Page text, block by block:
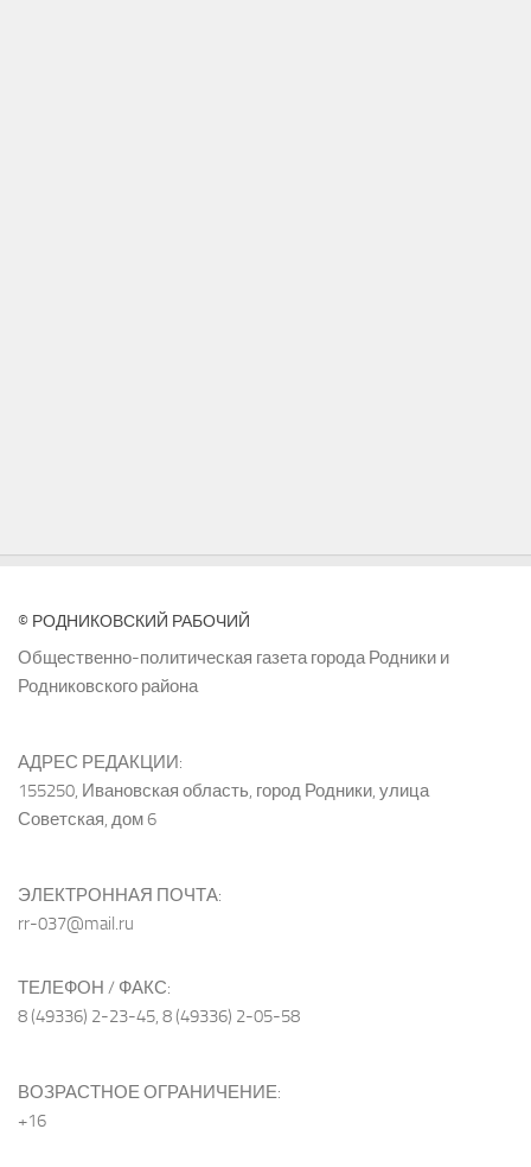
© РОДНИКОВСКИЙ РАБОЧИЙ
Общественно-политическая газета города Родники и
Родниковского района
АДРЕС РЕДАКЦИИ:
155250, Ивановская область, город Родники, улица
Советская, дом 6
ЭЛЕКТРОННАЯ ПОЧТА:
rr-037@mail.ru
ТЕЛЕФОН / ФАКС:
8 (49336) 2-23-45, 8 (49336) 2-05-58
ВОЗРАСТНОЕ ОГРАНИЧЕНИЕ:
+16